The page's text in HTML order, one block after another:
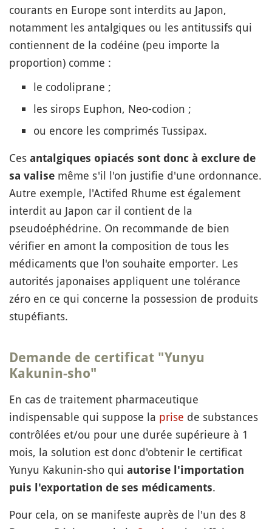
courants en Europe sont interdits au Japon,
notamment les antalgiques ou les antitussifs qui
contiennent de la codéine (peu importe la
proportion) comme :
le codoliprane ;
les sirops Euphon, Neo-codion ;
ou encore les comprimés Tussipax.
Ces antalgiques opiacés sont donc à exclure de
sa valise même s'il l'on justifie d'une ordonnance.
Autre exemple, l'Actifed Rhume est également
interdit au Japon car il contient de la
pseudoéphédrine. On recommande de bien
vérifier en amont la composition de tous les
médicaments que l'on souhaite emporter. Les
autorités japonaises appliquent une tolérance
zéro en ce qui concerne la possession de produits
stupéfiants.
Demande de certificat "Yunyu
Kakunin-sho"
En cas de traitement pharmaceutique
indispensable qui suppose la prise de substances
contrôlées et/ou pour une durée supérieure à 1
mois, la solution est donc d'obtenir le certificat
Yunyu Kakunin-sho qui autorise l'importation
puis l'exportation de ses médicaments.
Pour cela, on se manifeste auprès de l'un des 8